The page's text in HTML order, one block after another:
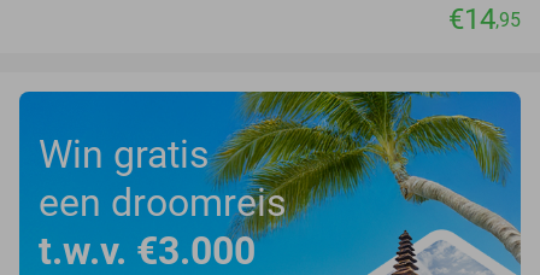
€14,95
Win gratis
een droomreis
t.w.v. €3.000